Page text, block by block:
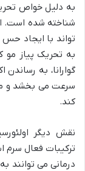
به دلیل خواص
شناخته شده است.
تواند با ایجاد
به تحریک پیاز مو
گوارانا، به
سرعت می بخشد و
کند.
نقش دیگر
ترکیبات فعال سرم
درمانی می توانند